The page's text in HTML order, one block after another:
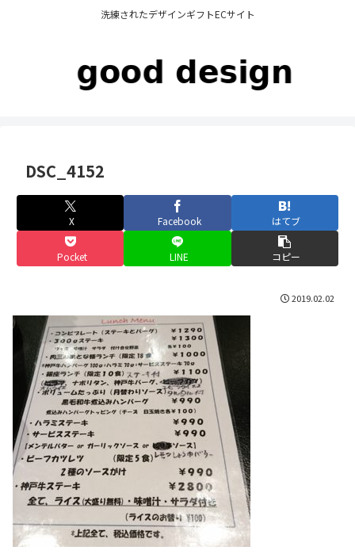
洗練されたデザインギフトECサイト
DSC_4152
X Facebook はてブ
Pocket LINE コピー
2019.02.02